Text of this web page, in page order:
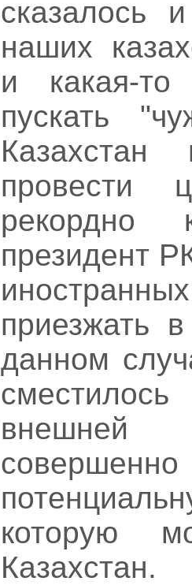
сказалось
наших
и какая-то
пускать
Казахстан
провести
рекордно
президент
приезжать
данном
внешней
которую
Казахстан.